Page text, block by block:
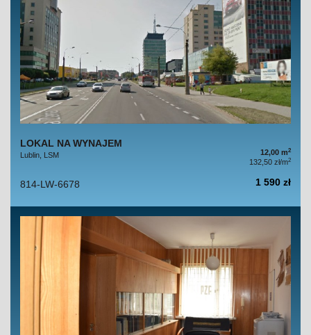
LOKAL NA WYNAJEM
Lublin, LSM 12,00 m2
132,50 zł/m2
814-LW-6678 1 590 zł